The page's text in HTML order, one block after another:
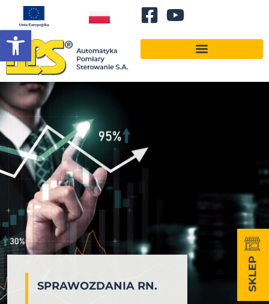
Otwórz pasek narzędzi
SPRAWOZDANIA RN.